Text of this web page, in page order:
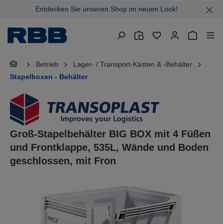
springenEntdecken Sie unseren Shop im neuen Look!
Betrieb
Lager- / Transport-Kästen & -Behälter
Stapelboxen - Behälter
Groß-Stapelbehälter BIG BOX mit 4 Füßen
und Frontklappe, 535L, Wände und Boden
geschlossen, mit Fron